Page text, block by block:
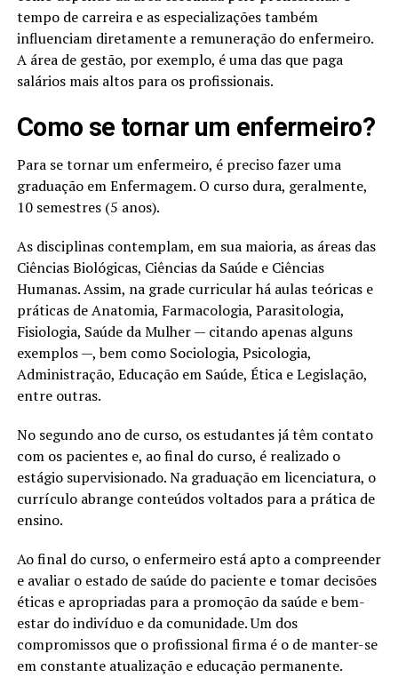
tempo de carreira e as especializações também
influenciam diretamente a remuneração do enfermeiro.
A área de gestão, por exemplo, é uma das que paga
salários mais altos para os profissionais.
Como se tornar um enfermeiro?
Para se tornar um enfermeiro, é preciso fazer uma
graduação em Enfermagem. O curso dura, geralmente,
10 semestres (5 anos).
As disciplinas contemplam, em sua maioria, as áreas das
Ciências Biológicas, Ciências da Saúde e Ciências
Humanas. Assim, na grade curricular há aulas teóricas e
práticas de Anatomia, Farmacologia, Parasitologia,
Fisiologia, Saúde da Mulher — citando apenas alguns
exemplos —, bem como Sociologia, Psicologia,
Administração, Educação em Saúde, Ética e Legislação,
entre outras.
No segundo ano de curso, os estudantes já têm contato
com os pacientes e, ao final do curso, é realizado o
estágio supervisionado. Na graduação em licenciatura, o
currículo abrange conteúdos voltados para a prática de
ensino.
Ao final do curso, o enfermeiro está apto a compreender
e avaliar o estado de saúde do paciente e tomar decisões
éticas e apropriadas para a promoção da saúde e bem-
estar do indivíduo e da comunidade. Um dos
compromissos que o profissional firma é o de manter-se
em constante atualização e educação permanente.